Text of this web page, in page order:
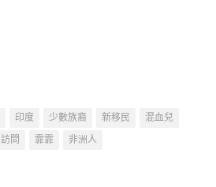
印度 少數族裔 新移民
混血兒
訪問 霏霏 非洲人